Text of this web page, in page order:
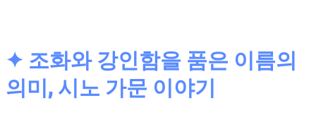
✦ 조화와 강인함을 품은 이름의
의미, 시노 가문 이야기